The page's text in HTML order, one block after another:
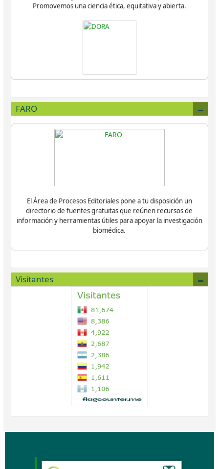
Promovemos una ciencia ética, equitativa y abierta.
FARO
El Área de Procesos Editoriales pone a tu disposición un
directorio de fuentes gratuitas que reúnen recursos de
información y herramientas útiles para apoyar la investigación
biomédica.
Visitantes